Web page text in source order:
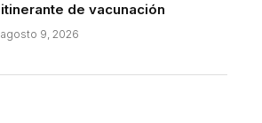
itinerante de vacunación
agosto 9, 2026